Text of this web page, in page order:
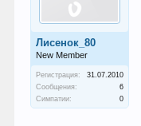
Лисенок_80
New Member
Регистрация:
31.07.2010
Сообщения:
6
Симпатии:
0